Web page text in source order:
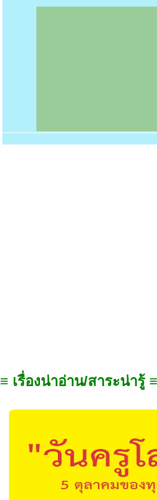
≡ เรื่องน่าอ่าน/สาระน่ารู้ ≡